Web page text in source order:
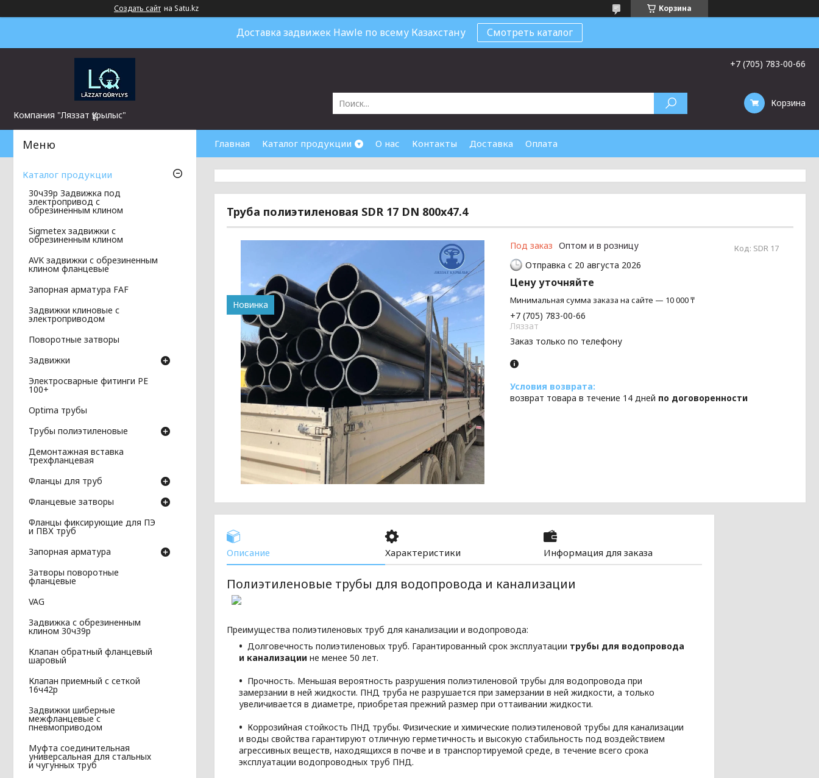
Создать сайт на Satu.kz Корзина
Доставка задвижек Hawle по всему Казахстану Смотреть каталог
Компания "Ляззат Құрылыс"
+7 (705) 783-00-66
Корзина
Главная Каталог продукции О нас Контакты Доставка Оплата
Труба полиэтиленовая SDR 17 DN 800x47.4
Новинка
Под заказ Оптом и в розницу Код: SDR 17
Отправка с 20 августа 2026
Цену уточняйте
Минимальная сумма заказа на сайте — 10 000 ₸
+7 (705) 783-00-66
Ляззат
Заказ только по телефону
возврат товара в течение 14 дней по договоренности
Описание Характеристики Информация для заказа
Полиэтиленовые трубы для водопровода и канализации
Преимущества полиэтиленовых труб для канализации и водопровода:
Долговечность полиэтиленовых труб. Гарантированный срок эксплуатации трубы для водопровода
и канализации не менее 50 лет.
Прочность. Меньшая вероятность разрушения полиэтиленовой трубы для водопровода при
замерзании в ней жидкости. ПНД труба не разрушается при замерзании в ней жидкости, а только
увеличивается в диаметре, приобретая прежний размер при оттаивании жидкости.
Коррозийная стойкость ПНД трубы. Физические и химические полиэтиленовой трубы для канализации
и воды свойства гарантируют отличную герметичность и высокую стабильность под воздействием
агрессивных веществ, находящихся в почве и в транспортируемой среде, в течение всего срока
эксплуатации водопроводных труб ПНД.
Каталог продукции
30ч39р Задвижка под
электропривод с
обрезиненным клином
Sigmetex задвижки с
обрезиненным клином
AVK задвижки с обрезиненным
клином фланцевые
Запорная арматура FAF
Задвижки клиновые с
электроприводом
Поворотные затворы
Задвижки
Электросварные фитинги PE
100+
Optima трубы
Трубы полиэтиленовые
Демонтажная вставка
трехфланцевая
Фланцы для труб
Фланцевые затворы
Фланцы фиксирующие для ПЭ
и ПВХ труб
Запорная арматура
Затворы поворотные
фланцевые
VAG
Задвижка с обрезиненным
клином 30ч39р
Клапан обратный фланцевый
шаровый
Клапан приемный с сеткой
16ч42р
Задвижки шиберные
межфланцевые с
пневмоприводом
Муфта соединительная
универсальная для стальных
и чугунных труб